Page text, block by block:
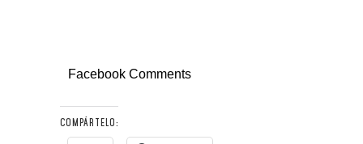
Facebook Comments
COMPÁRTELO: